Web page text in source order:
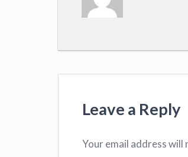
Leave a Reply
Your email address will